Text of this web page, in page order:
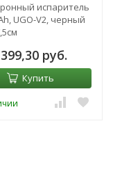
испаритель
UGO-V2, черный
399,30 руб.
Купить